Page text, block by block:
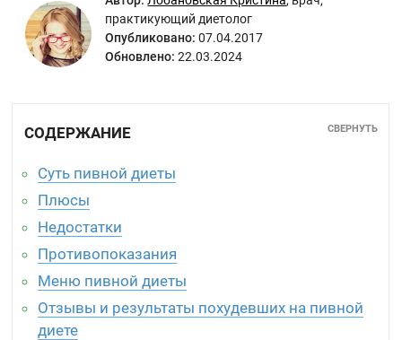
практикующий диетолог
Опубликовано: 07.04.2017
Обновлено: 22.03.2024
СОДЕРЖАНИЕ СВЕРНУТЬ
Суть пивной диеты
Плюсы
Недостатки
Противопоказания
Меню пивной диеты
Отзывы и результаты похудевших на пивной
диете